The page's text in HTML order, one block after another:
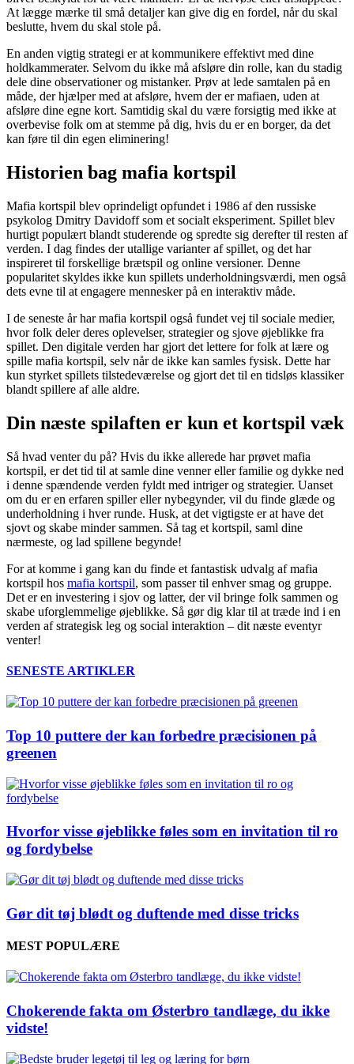
At lægge mærke til små detaljer kan give dig en fordel, når du skal
beslutte, hvem du skal stole på.
En anden vigtig strategi er at kommunikere effektivt med dine
holdkammerater. Selvom du ikke må afsløre din rolle, kan du stadig
dele dine observationer og mistanker. Prøv at lede samtalen på en
måde, der hjælper med at afsløre, hvem der er mafiaen, uden at
afsløre dine egne kort. Samtidig skal du være forsigtig med ikke at
overbevise folk om at stemme på dig, hvis du er en borger, da det
kan føre til din egen eliminering!
Historien bag mafia kortspil
Mafia kortspil blev oprindeligt opfundet i 1986 af den russiske
psykolog Dmitry Davidoff som et socialt eksperiment. Spillet blev
hurtigt populært blandt studerende og spredte sig derefter til resten af
verden. I dag findes der utallige varianter af spillet, og det har
inspireret til forskellige brætspil og online versioner. Denne
popularitet skyldes ikke kun spillets underholdningsværdi, men også
dets evne til at engagere mennesker på en interaktiv måde.
I de seneste år har mafia kortspil også fundet vej til sociale medier,
hvor folk deler deres oplevelser, strategier og sjove øjeblikke fra
spillet. Den digitale verden har gjort det lettere for folk at lære og
spille mafia kortspil, selv når de ikke kan samles fysisk. Dette har
kun styrket spillets tilstedeværelse og gjort det til en tidsløs klassiker
blandt spillere af alle aldre.
Din næste spilaften er kun et kortspil væk
Så hvad venter du på? Hvis du ikke allerede har prøvet mafia
kortspil, er det tid til at samle dine venner eller familie og dykke ned
i denne spændende verden fyldt med intriger og strategier. Uanset
om du er en erfaren spiller eller nybegynder, vil du finde glæde og
underholdning i hver runde. Husk, at det vigtigste er at have det
sjovt og skabe minder sammen. Så tag et kortspil, saml dine
nærmeste, og lad spillene begynde!
For at komme i gang kan du finde et fantastisk udvalg af mafia
kortspil hos mafia kortspil, som passer til enhver smag og gruppe.
Det er en investering i sjov og latter, der vil bringe folk sammen og
skabe uforglemmelige øjeblikke. Så gør dig klar til at træde ind i en
verden af strategisk leg og social interaktion – dit næste eventyr
venter!
SENESTE ARTIKLER
Top 10 puttere der kan forbedre præcisionen på
greenen
Hvorfor visse øjeblikke føles som en invitation til ro
og fordybelse
Gør dit tøj blødt og duftende med disse tricks
MEST POPULÆRE
Chokerende fakta om Østerbro tandlæge, du ikke
vidste!